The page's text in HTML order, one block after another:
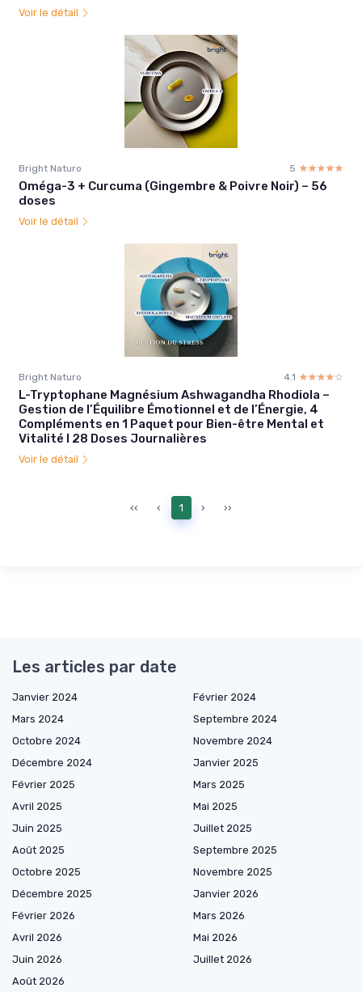
Voir le détail
Bright Naturo 5 ☆☆☆☆☆
★★★★★
Oméga-3 + Curcuma (Gingembre & Poivre Noir) – 56
doses
Voir le détail
Bright Naturo 4.1 ☆☆☆☆☆
★★★★★
L-Tryptophane Magnésium Ashwagandha Rhodiola –
Gestion de l’Équilibre Émotionnel et de l’Énergie, 4
Compléments en 1 Paquet pour Bien-être Mental et
Vitalité I 28 Doses Journalières
Voir le détail
‹‹ ‹ 1 › ››
Les articles par date
Janvier 2024
Février 2024
Mars 2024
Septembre 2024
Octobre 2024
Novembre 2024
Décembre 2024
Janvier 2025
Février 2025
Mars 2025
Avril 2025
Mai 2025
Juin 2025
Juillet 2025
Août 2025
Septembre 2025
Octobre 2025
Novembre 2025
Décembre 2025
Janvier 2026
Février 2026
Mars 2026
Avril 2026
Mai 2026
Juin 2026
Juillet 2026
Août 2026